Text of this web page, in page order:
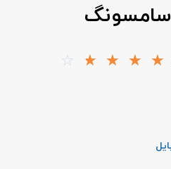
☆
☆
☆
☆
☆